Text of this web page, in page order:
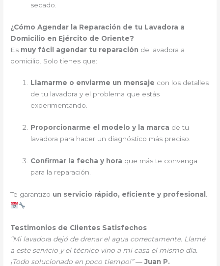
secado.
¿Cómo Agendar la Reparación de tu Lavadora a
Domicilio en Ejército de Oriente?
Es muy fácil agendar tu reparación de lavadora a
domicilio. Solo tienes que:
Llamarme o enviarme un mensaje con los detalles
de tu lavadora y el problema que estás
experimentando.
Proporcionarme el modelo y la marca de tu
lavadora para hacer un diagnóstico más preciso.
Confirmar la fecha y hora que más te convenga
para la reparación.
Te garantizo un servicio rápido, eficiente y profesional
Testimonios de Clientes Satisfechos
“Mi lavadora dejó de drenar el agua correctamente. Llamé
a este servicio y el técnico vino a mi casa el mismo día.
¡Todo solucionado en poco tiempo!”—Juan P.